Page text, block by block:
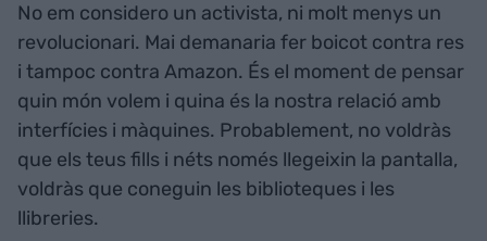
No em considero un activista, ni molt menys un
revolucionari. Mai demanaria fer boicot contra res
i tampoc contra Amazon. És el moment de pensar
quin món volem i quina és la nostra relació amb
interfícies i màquines. Probablement, no voldràs
que els teus fills i néts només llegeixin la pantalla,
voldràs que coneguin les biblioteques i les
llibreries.